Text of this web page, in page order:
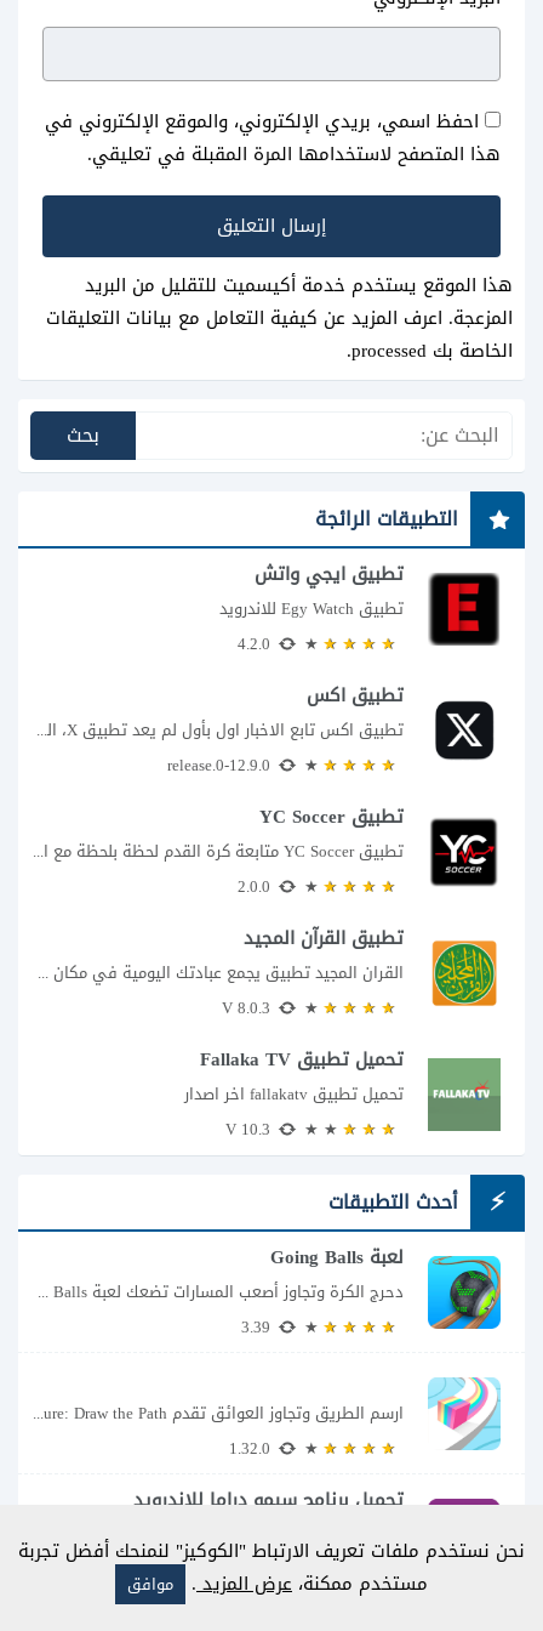
احفظ اسمي، بريدي الإلكتروني، والموقع الإلكتروني في
هذا المتصفح لاستخدامها المرة المقبلة في تعليقي.
هذا الموقع يستخدم خدمة أكيسميت للتقليل من البريد
المزعجة. اعرف المزيد عن كيفية التعامل مع بيانات التعليقات
الخاصة بك processed
.
التطبيقات الرائجة
تطبيق ايجي واتش
تطبيق Egy Watch للاندرويد
تطبيق اكس
تطبيق اكس تابع الاخبار اول بأول لم يعد تطبيق X، المعروف سابقا باسم تويتر،...
تطبيق YC Soccer
تطبيق YC Soccer متابعة كرة القدم لحظة بلحظة مع اقتراب مباراة مصر والأرجنتين في...
تطبيق القرآن المجيد
القران المجيد تطبيق يجمع عبادتك اليومية في مكان واحد إذا كنت تبحث عن تطبيق...
تحميل تطبيق Fallaka TV
تحميل تطبيق fallakatv اخر اصدار
أحدث التطبيقات
لعبة Going Balls
دحرج الكرة وتجاوز أصعب المسارات تضعك لعبة Going Balls للأندرويد أمام تحدٍ يبدو بسيطًا...
ارسم الطريق وتجاوز العوائق تقدم Color Adventure: Draw the Path فكرة بسيطة تتحول سريعًا...
تحميل برنامج سيمو دراما للاندرويد
7.1
نحن نستخدم ملفات تعريف الارتباط "الكوكيز" لنمنحك أفضل تجربة
مستخدم ممكنة، عرض المزيد. موافق